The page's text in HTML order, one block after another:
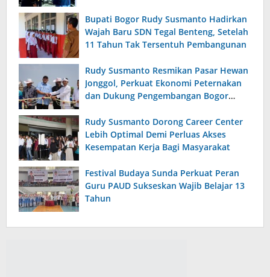
Bupati Bogor Rudy Susmanto Hadirkan
Wajah Baru SDN Tegal Benteng, Setelah
11 Tahun Tak Tersentuh Pembangunan
Rudy Susmanto Resmikan Pasar Hewan
Jonggol, Perkuat Ekonomi Peternakan
dan Dukung Pengembangan Bogor
Rudy Susmanto Dorong Career Center
Lebih Optimal Demi Perluas Akses
Kesempatan Kerja Bagi Masyarakat
Festival Budaya Sunda Perkuat Peran
Guru PAUD Sukseskan Wajib Belajar 13
Tahun